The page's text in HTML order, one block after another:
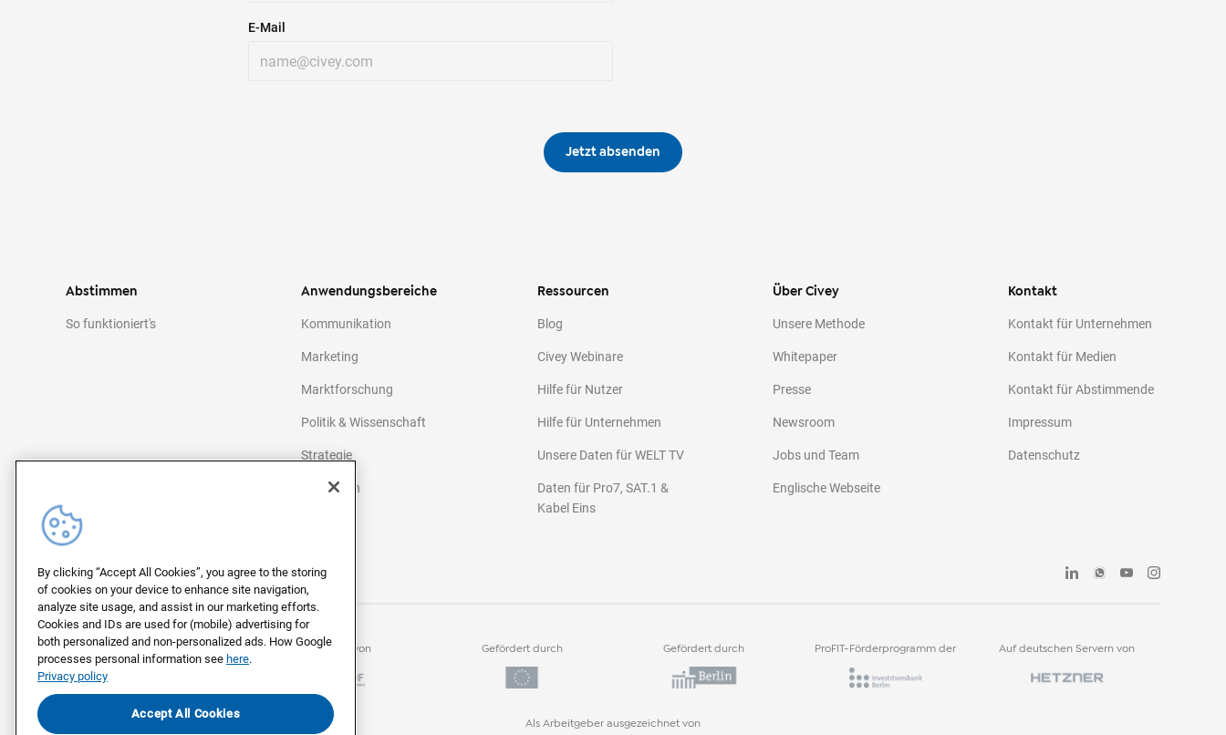
E-Mail
Jetzt absenden
Abstimmen
So funktioniert's
Anwendungsbereiche
Kommunikation
Marketing
Marktforschung
Politik & Wissenschaft
Strategie
Agenturen
Ressourcen
Blog
Civey Webinare
Hilfe für Nutzer
Hilfe für Unternehmen
Unsere Daten für WELT TV
Daten für Pro7, SAT.1 &
Kabel Eins
Über Civey
Unsere Methode
Whitepaper
Presse
Newsroom
Jobs und Team
Englische Webseite
Kontakt
Kontakt für Unternehmen
Kontakt für Medien
Kontakt für Abstimmende
Impressum
Datenschutz
© 2026 Civey
Mitglied beim Mitglied von Gefördert durch Gefördert durch ProFIT-Förderprogramm der Auf deutschen Servern von
Als Arbeitgeber ausgezeichnet von
By clicking “Accept All Cookies”, you agree to the storing
of cookies on your device to enhance site navigation,
analyze site usage, and assist in our marketing efforts.
Cookies and IDs are used for (mobile) advertising for
both personalized and non-personalized ads. How Google
processes personal information see here.
Privacy policy
Accept All Cookies